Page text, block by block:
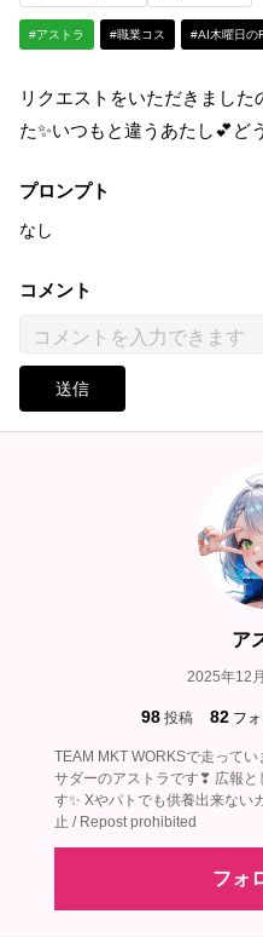
#アストラ #職業コス #AI木曜日の
リクエストをいただきまし
た✨いつもと違うあたし💕ど
プロンプト
なし
コメント
送信
ア
2025年12
98 投稿 82 フ
TEAM MKT WORKSで走って
サダーのアストラです❣ 広報と
す✨ Xやパトでも供養出来ない
止 / Repost prohibited
フォ